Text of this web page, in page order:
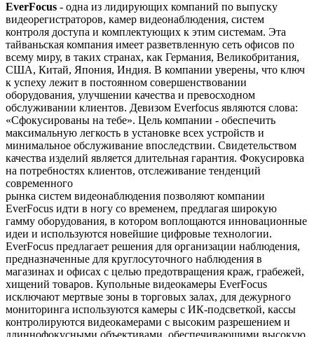
EverFocus - одна из лидирующих компаний по выпуску
видеорегистраторов, камер видеонаблюдения, систем
контроля доступа и комплектующих к этим системам. Эта
тайваньская компания имеет разветвленную сеть офисов по
всему миру, в таких странах, как Германия, Великобритания,
США, Китай, Япония, Индия. В компании уверены, что ключ
к успеху лежит в постоянном совершенствовании
оборудования, улучшении качества и превосходном
обслуживании клиентов. Девизом Everfocus являются слова:
«Сфокусированы на тебе». Цель компании - обеспечить
максимальную легкость в установке всех устройств и
минимальное обслуживание впоследствии. Свидетельством
качества изделий является длительная гарантия. Фокусировка
на потребностях клиентов, отслеживание тенденций
современного
рынка систем видеонаблюдения позволяют компании
EverFocus идти в ногу со временем, предлагая широкую
гамму оборудования, в котором воплощаются инновационные
идеи и используются новейшие цифровые технологии.
EverFocus предлагает решения для организации наблюдения,
предназначенные для круглосуточного наблюдения в
магазинах и офисах с целью предотвращения краж, грабежей,
хищений товаров. Купольные видеокамеры EverFocus
исключают мертвые зоны в торговых залах, для дежурного
мониторинга используются камеры с ИК-подсветкой, кассы
контролируются видеокамерами с высоким разрешением и
длиннофокусными объективами, обеспечивающими высокую